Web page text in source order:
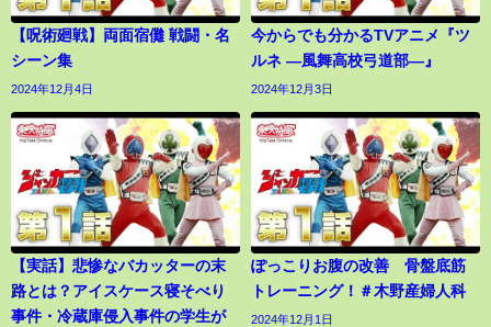
【呪術廻戦】両面宿儺 戦闘・名
シーン集
2024年12月4日
今からでも分かるTVアニメ『ツ
ルネ ―風舞高校弓道部―』
2024年12月3日
【実話】悲惨なバカッターの末
路とは？アイスケース寝そべり
事件・冷蔵庫侵入事件の学生が
ぽっこりお腹の改善 骨盤底筋
トレーニング！＃木野産婦人科
2024年12月1日